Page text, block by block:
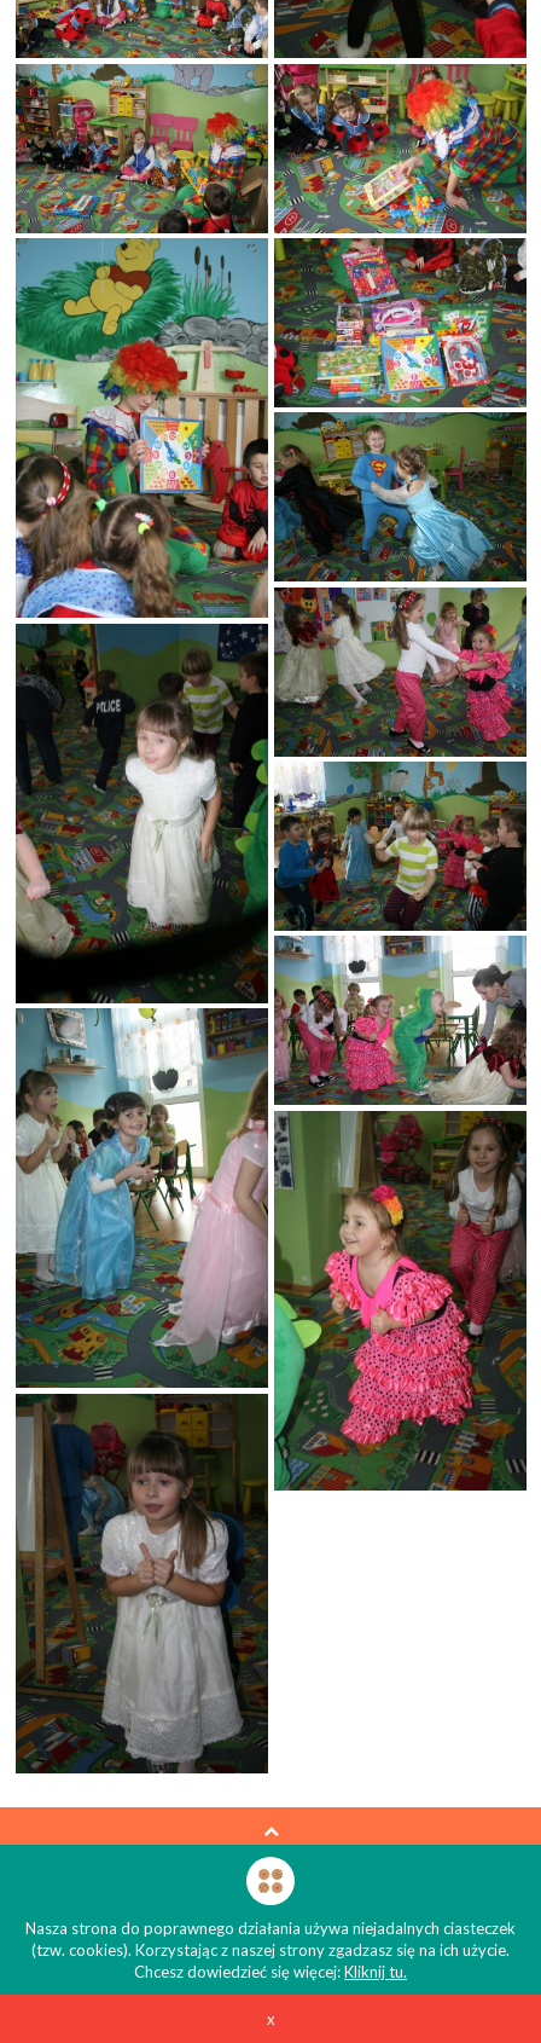
NIEPUBLICZNE PRZEDSZKOLE KUBUSIOWA KRAINA
Nasza strona do poprawnego działania używa niejadalnych ciasteczek
(tzw. cookies). Korzystając z naszej strony zgadzasz się na ich użycie.
Chcesz dowiedzieć się więcej:Kliknij tu.
x